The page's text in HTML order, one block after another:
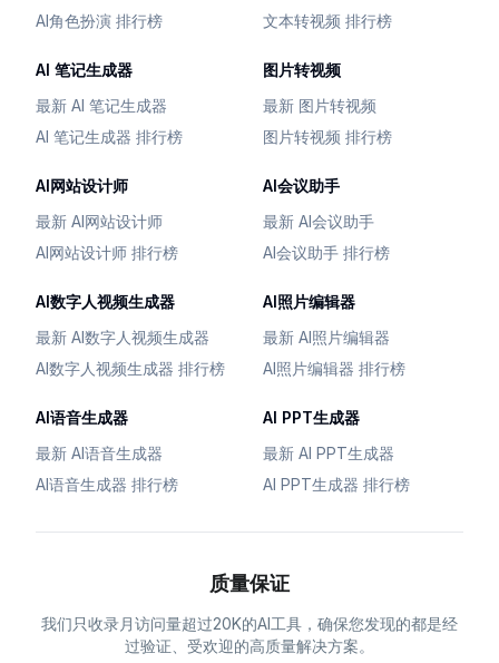
AI角色扮演 排行榜
文本转视频 排行榜
AI 笔记生成器
最新 AI 笔记生成器
AI 笔记生成器 排行榜
图片转视频
最新 图片转视频
图片转视频 排行榜
AI网站设计师
最新 AI网站设计师
AI网站设计师 排行榜
AI会议助手
最新 AI会议助手
AI会议助手 排行榜
AI数字人视频生成器
最新 AI数字人视频生成器
AI数字人视频生成器 排行榜
AI照片编辑器
最新 AI照片编辑器
AI照片编辑器 排行榜
AI语音生成器
最新 AI语音生成器
AI语音生成器 排行榜
AI PPT生成器
最新 AI PPT生成器
AI PPT生成器 排行榜
质量保证
我们只收录月访问量超过20K的AI工具，确保您发现的都是经
过验证、受欢迎的高质量解决方案。